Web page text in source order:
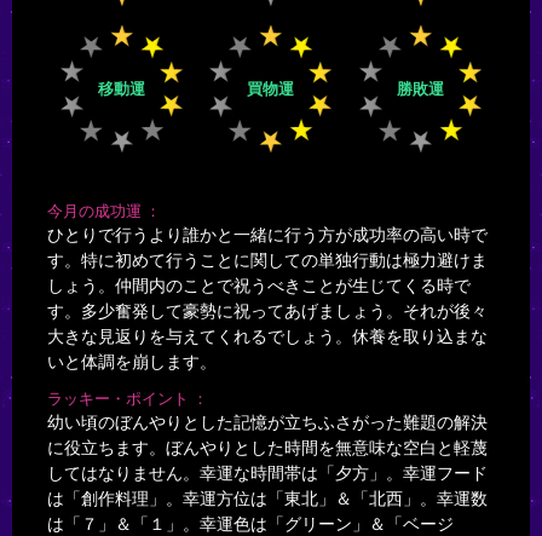
移動運 買物運 勝敗運
今月の成功運
ひとりで行うより誰かと一緒に行う方が成功率の高い時で
す。特に初めて行うことに関しての単独行動は極力避けま
しょう。仲間内のことで祝うべきことが生じてくる時で
す。多少奮発して豪勢に祝ってあげましょう。それが後々
大きな見返りを与えてくれるでしょう。休養を取り込まな
いと体調を崩します。
ラッキー・ポイント
幼い頃のぼんやりとした記憶が立ちふさがった難題の解決
に役立ちます。ぼんやりとした時間を無意味な空白と軽蔑
してはなりません。幸運な時間帯は「夕方」。幸運フード
は「創作料理」。幸運方位は「東北」＆「北西」。幸運数
は「７」＆「１」。幸運色は「グリーン」＆「ベージ